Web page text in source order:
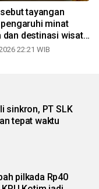
tayangan
minat
dan destinasi wisata
22:21 WIB
sinkron, PT SLK
tepat waktu
pilkada Rp40